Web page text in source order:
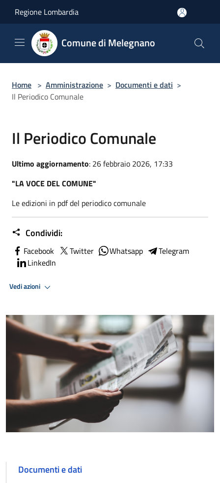
Regione Lombardia
Comune di Melegnano
Home > Amministrazione > Documenti e dati >
Il Periodico Comunale
Il Periodico Comunale
Ultimo aggiornamento: 26 febbraio 2026, 17:33
"LA VOCE DEL COMUNE"
Le edizioni in pdf del periodico comunale
Condividi:
Facebook Twitter Whatsapp
Telegram
LinkedIn
Vedi azioni
Documenti e dati